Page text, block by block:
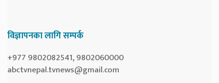
विज्ञापनका लागि सम्पर्क
+977 9802082541, 9802060000
abctvnepal.tvnews@gmail.com